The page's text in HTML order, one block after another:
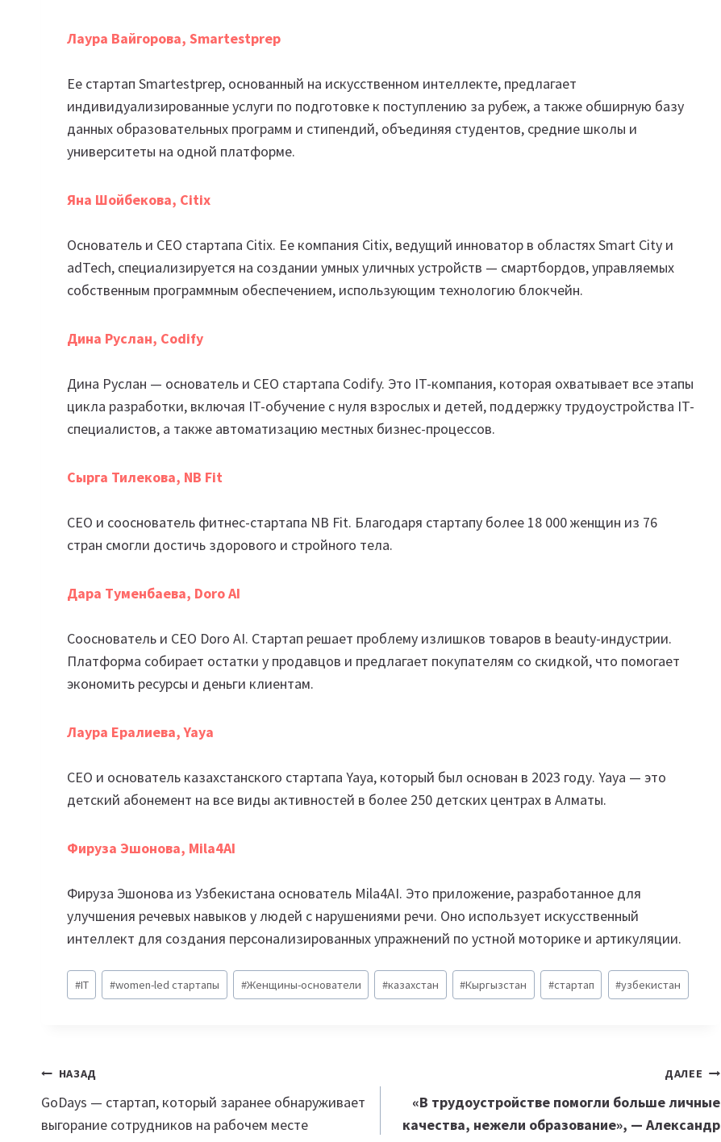
Лаура Вайгорова, Smartestprep
Ее стартап Smartestprep, основанный на искусственном интеллекте, предлагает
индивидуализированные услуги по подготовке к поступлению за рубеж, а также обширную базу
данных образовательных программ и стипендий, объединяя студентов, средние школы и
университеты на одной платформе.
Яна Шойбекова, Citix
Основатель и СЕО стартапа Citix. Ее компания Citix, ведущий инноватор в областях Smart City и
adTech, специализируется на создании умных уличных устройств — смартбордов, управляемых
собственным программным обеспечением, использующим технологию блокчейн.
Дина Руслан, Codify
Дина Руслан — основатель и СЕО стартапа Codify. Это IT-компания, которая охватывает все этапы
цикла разработки, включая IT-обучение с нуля взрослых и детей, поддержку трудоустройства IT-
специалистов, а также автоматизацию местных бизнес-процессов.
Сырга Тилекова, NB Fit
СЕО и сооснователь фитнес-стартапа NB Fit. Благодаря стартапу более 18 000 женщин из 76
стран смогли достичь здорового и стройного тела.
Дара Туменбаева, Doro AI
Сооснователь и СЕО Doro AI. Стартап решает проблему излишков товаров в beauty-индустрии.
Платформа собирает остатки у продавцов и предлагает покупателям со скидкой, что помогает
экономить ресурсы и деньги клиентам.
Лаура Ералиева, Yaya
СЕО и основатель казахстанского стартапа Yaya, который был основан в 2023 году. Yaya — это
детский абонемент на все виды активностей в более 250 детских центрах в Алматы.
Фируза Эшонова, Mila4AI
Фируза Эшонова из Узбекистана основатель Mila4AI. Это приложение, разработанное для
улучшения речевых навыков у людей с нарушениями речи. Оно использует искусственный
интеллект для создания персонализированных упражнений по устной моторике и артикуляции.
Метки
записи:
#IT #women-led стартапы #Женщины-основатели #казахстан #Кыргызстан #стартап #узбекистан
Навигация
по
НАЗАД
GoDays — стартап, который заранее обнаруживает
выгорание сотрудников на рабочем месте
ДАЛЕЕ
«В трудоустройстве помогли больше личные
качества, нежели образование», — Александр